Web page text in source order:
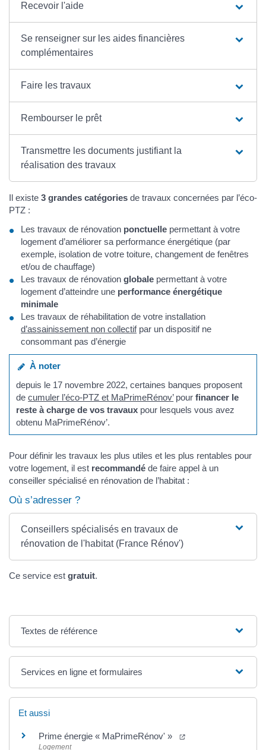
Recevoir l'aide
Se renseigner sur les aides financières
complémentaires
Faire les travaux
Rembourser le prêt
Transmettre les documents justifiant la
réalisation des travaux
Il existe 3 grandes catégories de travaux concernées par l’éco-
PTZ :
Les travaux de rénovation ponctuelle permettant à votre
logement d’améliorer sa performance énergétique (par
exemple, isolation de votre toiture, changement de fenêtres
et/ou de chauffage)
Les travaux de rénovation globale permettant à votre
logement d’atteindre une performance énergétique
minimale
Les travaux de réhabilitation de votre installation
d’assainissement non collectifpar un dispositif ne
consommant pas d’énergie
À noter
depuis le 17 novembre 2022, certaines banques proposent
decumuler l’éco-PTZ et MaPrimeRénov’pourfinancer le
reste à charge de vos travaux pour lesquels vous avez
obtenu MaPrimeRénov’.
Pour définir les travaux les plus utiles et les plus rentables pour
votre logement, il est recommandé de faire appel à un
conseiller spécialisé en rénovation de l’habitat :
Où s’adresser ?
Conseillers spécialisés en travaux de
rénovation de l'habitat (France Rénov')
Ce service est gratuit.
Textes de référence
Services en ligne et formulaires
Et aussi
Prime énergie « MaPrimeRénov' »
Logement